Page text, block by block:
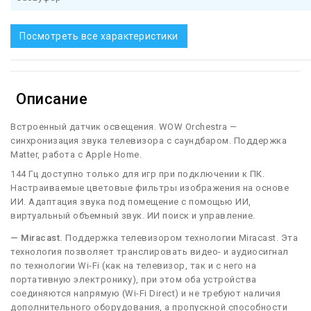
Посмотреть все характеристики
Описание
Встроенный датчик освещения. WOW Orchestra —
синхронизация звука телевизора с саундбаром. Поддержка
Matter, работа с Apple Home.
144 Гц доступно только для игр при подключении к ПК.
Настраиваемые цветовые фильтры изображения на основе
ИИ. Адаптация звука под помещение с помощью ИИ,
виртуальный объемный звук. ИИ поиск и управление.
— Miracast. Поддержка телевизором технологии Miracast. Эта
технология позволяет транслировать видео- и аудиосигнал
по технологии Wi-Fi (как на телевизор, так и с него на
портативную электронику), при этом оба устройства
соединяются напрямую (Wi-Fi Direct) и не требуют наличия
дополнительного оборудования, а пропускной способности